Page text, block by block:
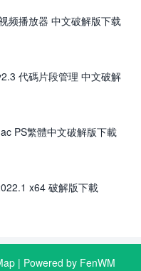
频播放器 中文破解版下载
代碼片段管理 中文破解
PS繁體中文破解版下載
x64 破解版下載
| Powered by FenWM